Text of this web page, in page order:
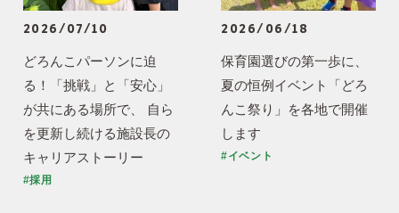
2026/07/10
どろんこパーソンに迫
る！「挑戦」と「安心」
が共にある場所で、 自ら
を更新し続ける施設長の
キャリアストーリー
#採用
2026/06/18
保育園選びの第一歩に、
夏の恒例イベント「どろ
んこ祭り」を各地で開催
します
#イベント